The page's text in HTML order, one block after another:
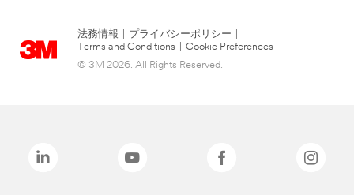
法務情報 プライバシーポリシー
Terms and Conditions
Cookie Preferences
© 3M 2026. All Rights Reserved.